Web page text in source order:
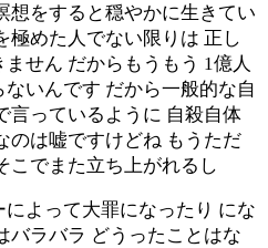
想をすると穏やかに生きてい
極めた人でない限りは 正し
せん だからもうもう 1億人
いんです だから一般的な自
言っているように 自殺自体
のは嘘ですけどね もうただ
こでまた立ち上がれるし
よって大罪になったり にな
バラバラ どうったことはな